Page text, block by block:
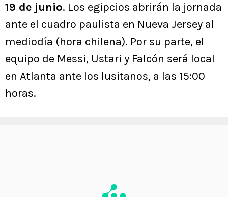
19 de junio. Los egipcios abrirán la jornada
ante el cuadro paulista en Nueva Jersey al
mediodía (hora chilena). Por su parte, el
equipo de Messi, Ustari y Falcón será local
en Atlanta ante los lusitanos, a las 15:00
horas.